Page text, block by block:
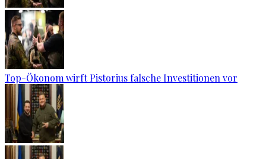
Top-Ökonom wirft Pistorius falsche Investitionen vor